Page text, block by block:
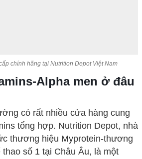
chính hãng tại Nutrition Depot Việt Nam
Alpha men ở đâu
có rất nhiều cửa hàng cung
tổng hợp. Nutrition Depot, nhà
thương hiệu Myprotein-thương
số 1 tại Châu Âu, là một